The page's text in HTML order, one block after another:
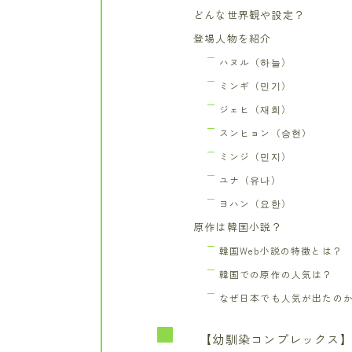
どんな世界観や設定？
登場人物を紹介
ハヌル（하늘）
ミンギ（민기）
ジェヒ（재희）
スンヒョン（승현）
ミンジ（민지）
ユナ（유나）
ヨハン（요한）
原作は韓国小説？
韓国Web小説の特徴とは？
韓国での原作の人気は？
なぜ日本でも人気が出たの
【幼馴染コンプレックス